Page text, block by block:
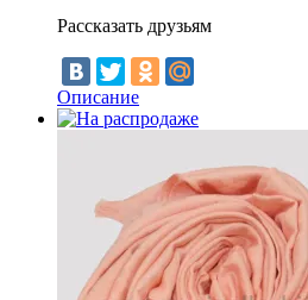
Рассказать друзьям
Описание